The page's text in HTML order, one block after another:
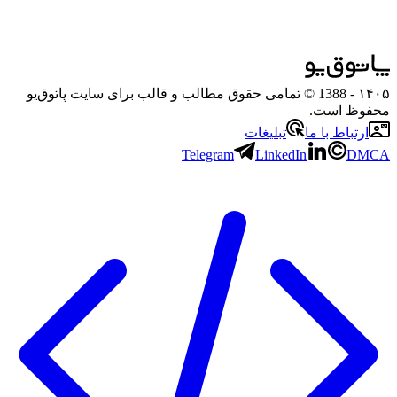
۱۴۰۵
- 1388 © تمامی حقوق مطالب و قالب برای سایت پاتوق‌یو
محفوظ است.
ارتباط با ما
تبلیغات
Telegram
LinkedIn DMCA